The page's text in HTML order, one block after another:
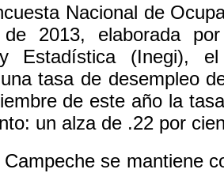
Nacional de
de 2013, elaborada
Estadística (Inegi),
tasa de desempleo
de este año la
un alza de .22 por
se mantiene